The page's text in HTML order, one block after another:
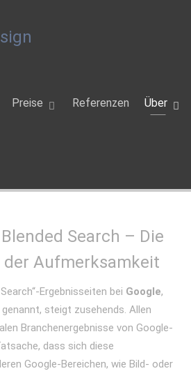
Preise Referenzen Über
Blended Search – Die
Aufmerksamkeit
Ergebnisseiten bei Google,
genannt, steigt zusehends. Allen
Branchenergebnisse von Google-
dass sich diese
Google-Bereichen, wie Bild- oder